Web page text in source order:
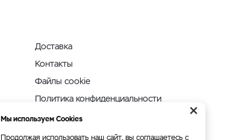
Доставка
Контакты
Файлы cookie
Политика конфиденциальности
×
Мы используем Cookies
Продолжая использовать наш сайт, вы соглашаетесь с